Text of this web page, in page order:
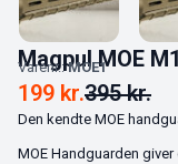
Magpul MOE
Varenr.:MOE1
395kr.
199 kr.
Den kendte MOE
MOE Handguarden